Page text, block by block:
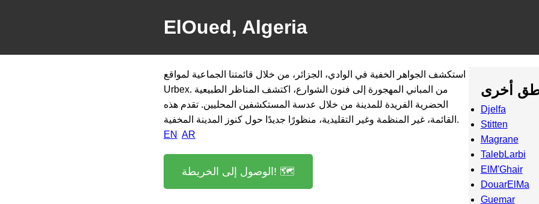
ElOued, Algeria
استكشف الجواهر الخفية في الوادي، الجزائر، من خلال قائمتنا الجماعية لمواقع
Urbex. من المباني المهجورة إلى فنون الشوارع، اكتشف المناظر الطبيعية
الحضرية الفريدة للمدينة من خلال عدسة المستكشفين المحليين. تقدم هذه
القائمة، غير المنظمة وغير التقليدية، منظورًا جديدًا حول كنوز المدينة المخفية.
EN AR
الوصول إلى الخريطة! 🗺️
أخرى
Djelfa
Stitten
Magrane
TalebLarbi
ElM'Ghair
DouarElMa
Guemar